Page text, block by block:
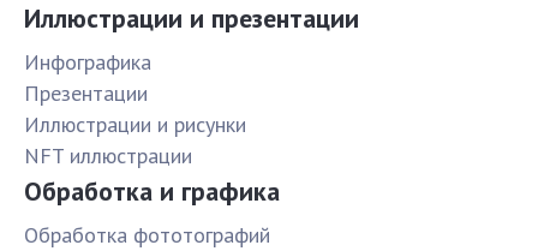
Иллюстрации и презентации
Инфографика
Презентации
Иллюстрации и рисунки
NFT иллюстрации
Обработка и графика
Обработка фототографий